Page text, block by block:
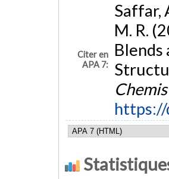
Citer en
APA 7:
Saffar,
M. R.
Blends